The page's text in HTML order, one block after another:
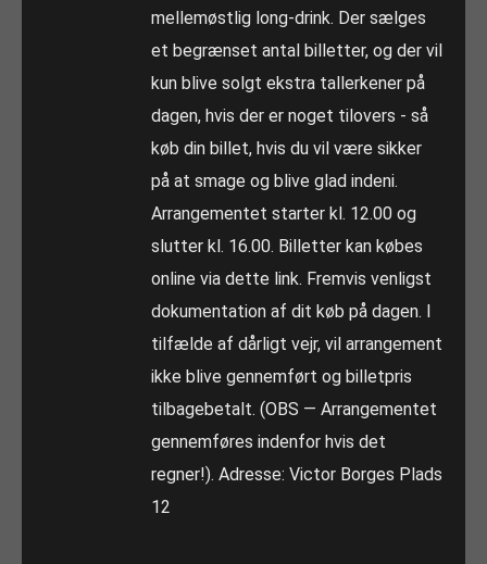
mellemøstlig long-drink. Der sælges
et begrænset antal billetter, og der vil
kun blive solgt ekstra tallerkener på
dagen, hvis der er noget tilovers - så
køb din billet, hvis du vil være sikker
på at smage og blive glad indeni.
Arrangementet starter kl. 12.00 og
slutter kl. 16.00. Billetter kan købes
online via dette link. Fremvis venligst
dokumentation af dit køb på dagen. I
tilfælde af dårligt vejr, vil arrangement
ikke blive gennemført og billetpris
tilbagebetalt. (OBS — Arrangementet
gennemføres indenfor hvis det
regner!). Adresse: Victor Borges Plads
12